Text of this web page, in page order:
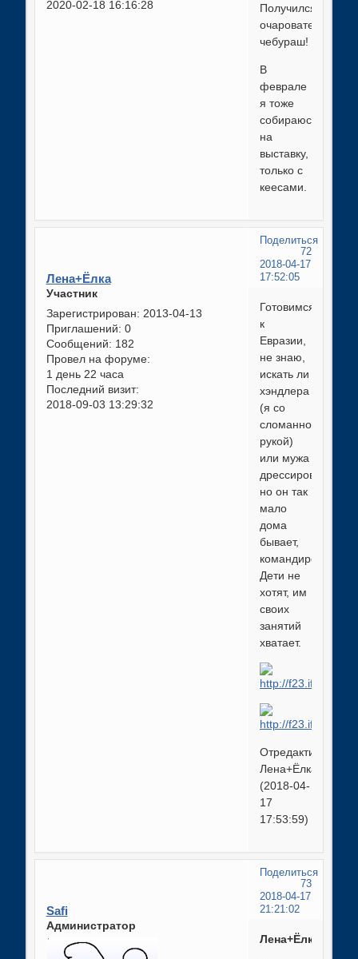
2020-02-18 16:16:28
Получился
очаровательный
чебураш!
В
феврале
я тоже
собираюсь
на
выставку,
только с
кеесами.
Поделиться
72
2018-04-17
17:52:05
Лена+Ёлка
Участник
Зарегистрирован: 2013-04-13
Приглашений: 0
Сообщений: 182
Провел на форуме:
1 день 22 часа
Последний визит:
2018-09-03 13:29:32
Готовимся
к
Евразии,
не знаю,
искать ли
хэндлера
(я со
сломанной
рукой)
или мужа
дрессировать,
но он так
мало
дома
бывает,
командировки.
Дети не
хотят, им
своих
занятий
хватает.
Отредактировано
Лена+Ёлка
(2018-04-
17
17:53:59)
Поделиться
73
2018-04-17
21:21:02
Safi
Администратор
Лена+Ёлка